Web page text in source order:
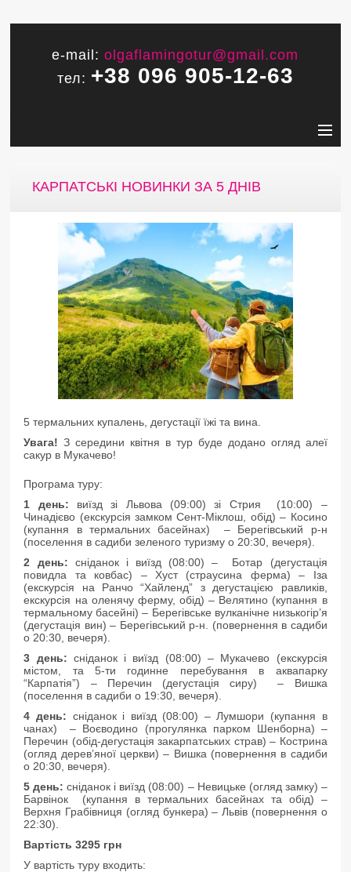
e-mail:olgaflamingotur@gmail.com
тел: +38 096 905-12-63
КАРПАТСЬКІ НОВИНКИ ЗА 5 ДНІВ
5 термальних купалень, дегустації їжі та вина.
Увага! З середини квітня в тур буде додано огляд алеї
сакур в Мукачево!
Програма туру:
1 день: виїзд зі Львова (09:00) зі Стрия (10:00) –
Чинадієво (екскурсія замком Сент-Міклош, обід) – Косино
(купання в термальних басейнах) – Берегівський р-н
(поселення в садиби зеленого туризму о 20:30, вечеря).
2 день: сніданок і виїзд (08:00) – Ботар (дегустація
повидла та ковбас) – Хуст (страусина ферма) – Іза
(екскурсія на Ранчо “Хайленд” з дегустацією равликів,
екскурсія на оленячу ферму, обід) – Велятино (купання в
термальному басейні) – Берегівське вулканічне низькогір’я
(дегустація вин) – Берегівський р-н. (повернення в садиби
о 20:30, вечеря).
3 день: сніданок і виїзд (08:00) – Мукачево (екскурсія
містом, та 5-ти годинне перебування в аквапарку
“Карпатія”) – Перечин (дегустація сиру) – Вишка
(поселення в садиби о 19:30, вечеря).
4 день: сніданок і виїзд (08:00) – Лумшори (купання в
чанах) – Воєводино (прогулянка парком Шенборна) –
Перечин (обід-дегустація закарпатських страв) – Кострина
(огляд дерев’яної церкви) – Вишка (повернення в садиби
о 20:30, вечеря).
5 день: сніданок і виїзд (08:00) – Невицьке (огляд замку) –
Барвінок (купання в термальних басейнах та обід) –
Верхня Грабівниця (огляд бункера) – Львів (повернення о
22:30).
Вартість 3295 грн
У вартість туру входить: